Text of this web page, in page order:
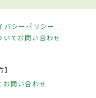
バシーポリシー
いてお問い合わせ
お問い合わせ